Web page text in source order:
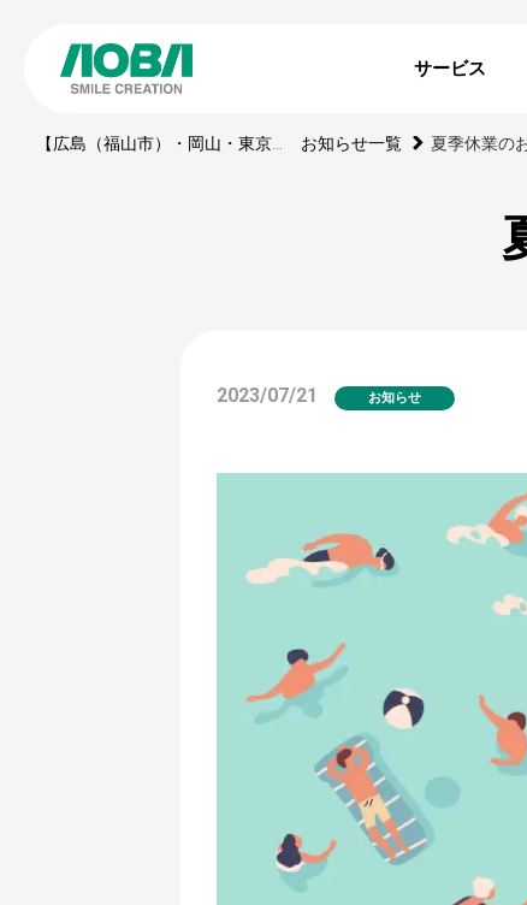
サービス
【広島（福山市）・岡山・東京】印刷・WEBサイト・動画・展示ブース・ノベルティの制作会社 お知らせ一覧 夏季休業の
2023/07/21 お知らせ